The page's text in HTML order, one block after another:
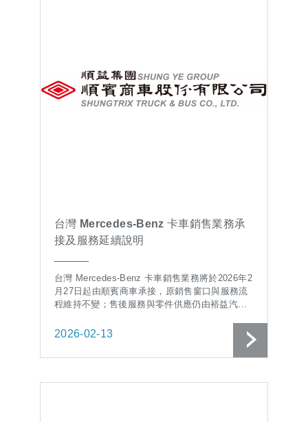
台灣 Mercedes-Benz 卡車銷售業務承
接及服務延續說明
台灣 Mercedes-Benz 卡車銷售業務將於2026年2
月27日起由順賓商車承接，原銷售窗口與服務流
程維持不變；售後服務與零件供應仍由裕益汽車
2026-02-13